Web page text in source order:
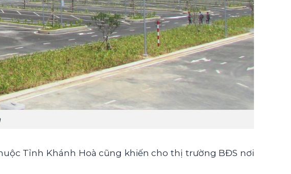
Tỉnh Khánh Hoà cũng khiến cho thị trường BĐS nơi